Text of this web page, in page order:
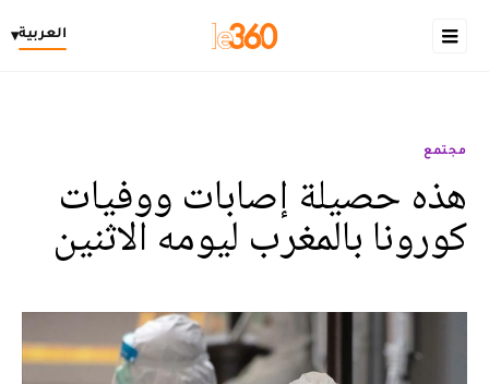
العربية▾
مجتمع
هذه حصيلة إصابات ووفيات
كورونا بالمغرب ليومه الاثنين